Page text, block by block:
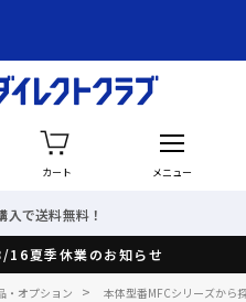
カート メニュー
夏季休業のお知らせ
・オプション > 本体型番MFCシリーズから